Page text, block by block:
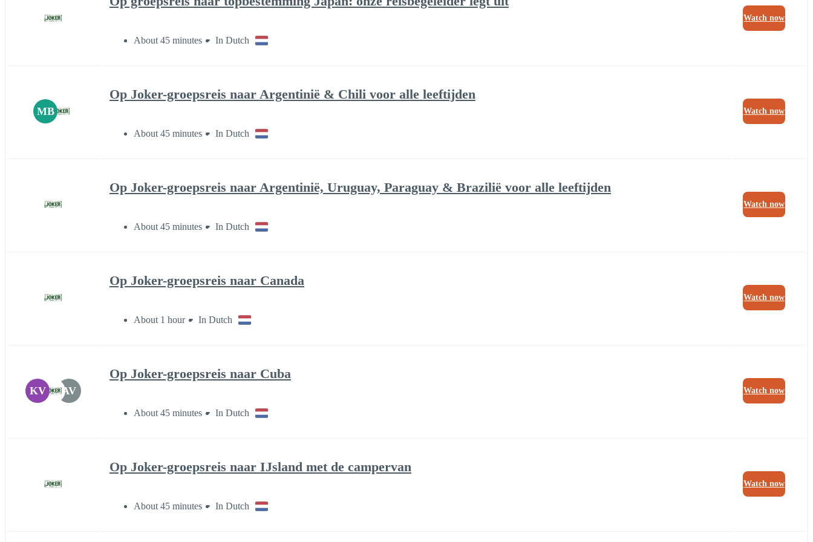
About 45 minutes In Dutch
Watch now
MB
Op Joker-groepsreis naar Argentinië & Chili voor alle leeftijden
About 45 minutes In Dutch
Watch now
Op Joker-groepsreis naar Argentinië, Uruguay, Paraguay & Brazilië voor alle leeftijden
About 45 minutes In Dutch
Watch now
Op Joker-groepsreis naar Canada
About 1 hour In Dutch
Watch now
KV AV
Op Joker-groepsreis naar Cuba
About 45 minutes In Dutch
Watch now
Op Joker-groepsreis naar IJsland met de campervan
About 45 minutes In Dutch
Watch now